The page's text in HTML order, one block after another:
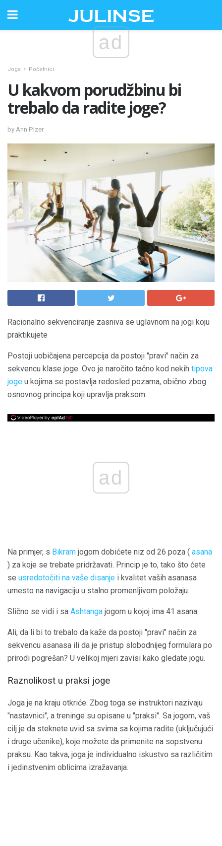
ad
Joga Početnici
U kakvom porudžbinu bi
trebalo da radite joge?
by Ann Pizer
Racionalno sekvenciranje zasniva se uglavnom na jogi koju
praktikujete
Postoji uobičajena percepcija da postoji "pravi" način za
sekvencu klase joge. Ovo je naročito tačno kod nekih tipova
joge u kojima se postavlja redosled pozama, obično zbog
osnovnog principa koji upravlja praksom.
ad
Na primjer, s Bikram jogom dobićete niz od 26 poza ( asana
) za koje se trebate pridržavati. Princip je to, tako što ćete
se usredotočiti na vaše disanje i kvalitet vaših asanasa
umesto na navigaciju u stalno promenljivom položaju.
Slično se vidi i sa Ashtanga jogom u kojoj ima 41 asana.
Ali, da li bi to trebalo da kaže da postoji "pravi" način za
sekvencu asanasa ili da je pristup slobodnijeg formulara po
prirodi pogrešan? U velikoj mjeri zavisi kako gledate jogu.
Raznolikost u praksi joge
Joga je na kraju otkriće. Zbog toga se instruktori nazivaju
"nastavnici", a treninge su opisane u "praksi". Sa jogom, vaš
cilj je da steknete uvid sa svima sa kojima radite (uključujući
i druge učenike), koje možete da primenite na sopstvenu
praksu. Kao takva, joga je individualno iskustvo sa različitim
i jedinstvenim oblicima izražavanja.